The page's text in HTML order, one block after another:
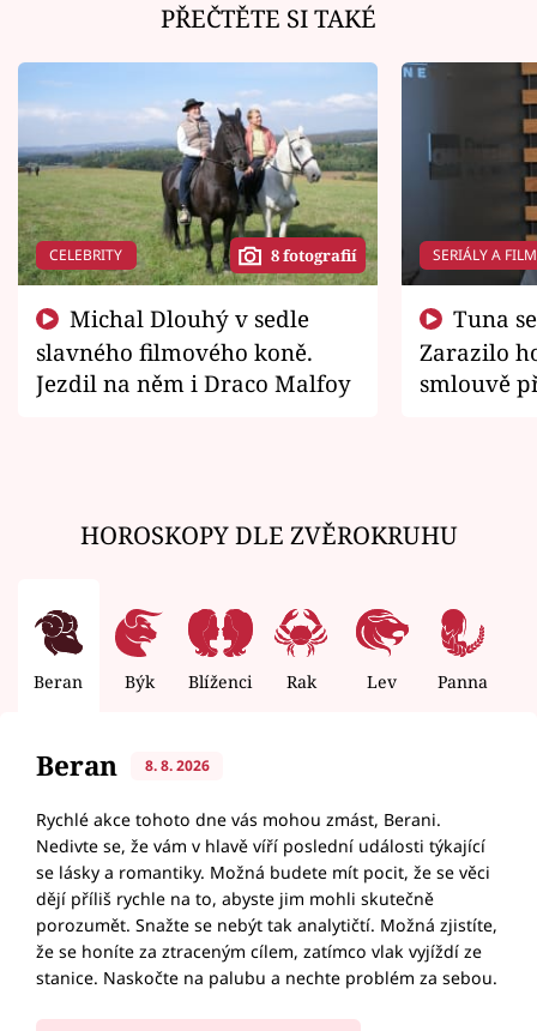
PŘEČTĚTE SI TAKÉ
CELEBRITY 8 fotografií
slavného filmového koně.
Jezdil na něm i Draco Malfoy
SERIÁLY A
Zarazilo
smlouvě
HOROSKOPY DLE ZVĚROKRUHU
Beran Býk Blíženci Rak Lev Panna
Beran 8. 8. 2026
Rychlé akce tohoto dne vás mohou zmást, Berani.
Nedivte se, že vám v hlavě víří poslední události týkající
se lásky a romantiky. Možná budete mít pocit, že se věci
dějí příliš rychle na to, abyste jim mohli skutečně
porozumět. Snažte se nebýt tak analytičtí. Možná zjistíte,
že se honíte za ztraceným cílem, zatímco vlak vyjíždí ze
stanice. Naskočte na palubu a nechte problém za sebou.